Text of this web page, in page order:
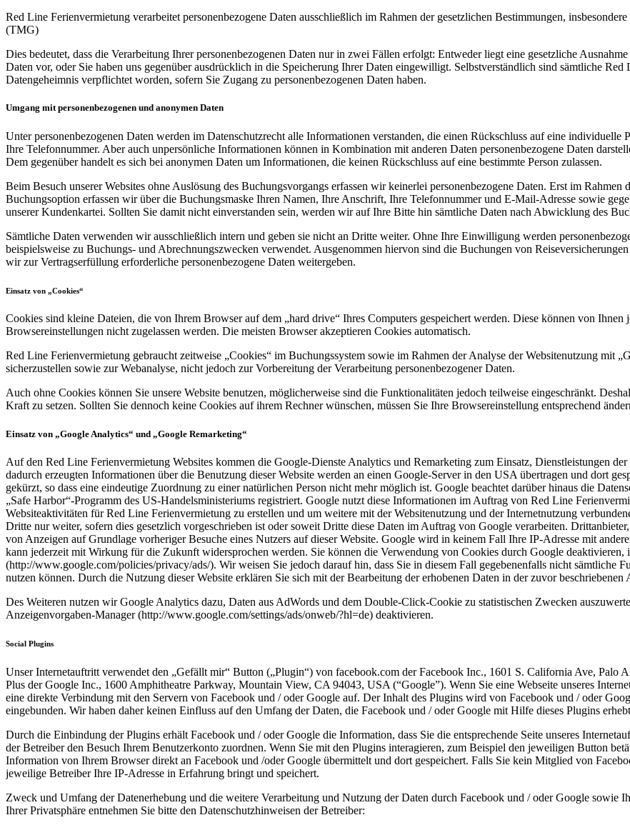
Red Line Ferienvermietung verarbeitet personenbezogene Daten ausschließlich im Rahmen der gesetzlichen Bestimmungen,
(TMG)
Dies bedeutet, dass die Verarbeitung Ihrer personenbezogenen Daten nur in zwei Fällen erfolgt: Entweder liegt eine gesetzliche
Daten vor, oder Sie haben uns gegenüber ausdrücklich in die Speicherung Ihrer Daten eingewilligt. Selbstverständlich sind sämtliche
Datengeheimnis verpflichtet worden, sofern Sie Zugang zu personenbezogenen Daten haben.
Umgang mit personenbezogenen und anonymen Daten
Unter personenbezogenen Daten werden im Datenschutzrecht alle Informationen verstanden, die einen Rückschluss auf eine
Ihre Telefonnummer. Aber auch unpersönliche Informationen können in Kombination mit anderen Daten personenbezogene Daten
Dem gegenüber handelt es sich bei anonymen Daten um Informationen, die keinen Rückschluss auf eine bestimmte Person zulassen.
Beim Besuch unserer Websites ohne Auslösung des Buchungsvorgangs erfassen wir keinerlei personenbezogene Daten. Erst im Rahmen
Buchungsoption erfassen wir über die Buchungsmaske Ihren Namen, Ihre Anschrift, Ihre Telefonnummer und E-Mail-Adresse sowie
unserer Kundenkartei. Sollten Sie damit nicht einverstanden sein, werden wir auf Ihre Bitte hin sämtliche Daten nach Abwicklung des
Sämtliche Daten verwenden wir ausschließlich intern und geben sie nicht an Dritte weiter. Ohne Ihre Einwilligung werden
beispielsweise zu Buchungs- und Abrechnungszwecken verwendet. Ausgenommen hiervon sind die Buchungen von
wir zur Vertragserfüllung erforderliche personenbezogene Daten weitergeben.
Einsatz von „Cookies“
Cookies sind kleine Dateien, die von Ihrem Browser auf dem „hard drive“ Ihres Computers gespeichert werden. Diese können von
Browsereinstellungen nicht zugelassen werden. Die meisten Browser akzeptieren Cookies automatisch.
Red Line Ferienvermietung gebraucht zeitweise „Cookies“ im Buchungssystem sowie im Rahmen der Analyse der Websitenutzung mit
sicherzustellen sowie zur Webanalyse, nicht jedoch zur Vorbereitung der Verarbeitung personenbezogener Daten.
Auch ohne Cookies können Sie unsere Website benutzen, möglicherweise sind die Funktionalitäten jedoch teilweise eingeschränkt.
Kraft zu setzen. Sollten Sie dennoch keine Cookies auf ihrem Rechner wünschen, müssen Sie Ihre Browsereinstellung entsprechend
Einsatz von „Google Analytics“ und „Google Remarketing“
Auf den Red Line Ferienvermietung Websites kommen die Google-Dienste Analytics und Remarketing zum Einsatz, Dienstleistungen
dadurch erzeugten Informationen über die Benutzung dieser Website werden an einen Google-Server in den USA übertragen und dort
gekürzt, so dass eine eindeutige Zuordnung zu einer natürlichen Person nicht mehr möglich ist. Google beachtet darüber hinaus die
„Safe Harbor“-Programm des US-Handelsministeriums registriert. Google nutzt diese Informationen im Auftrag von Red Line
Websiteaktivitäten für Red Line Ferienvermietung zu erstellen und um weitere mit der Websitenutzung und der Internetnutzung
Dritte nur weiter, sofern dies gesetzlich vorgeschrieben ist oder soweit Dritte diese Daten im Auftrag von Google verarbeiten.
von Anzeigen auf Grundlage vorheriger Besuche eines Nutzers auf dieser Website. Google wird in keinem Fall Ihre IP-Adresse mit
kann jederzeit mit Wirkung für die Zukunft widersprochen werden. Sie können die Verwendung von Cookies durch Google
(http://www.google.com/policies/privacy/ads/). Wir weisen Sie jedoch darauf hin, dass Sie in diesem Fall gegebenenfalls nicht sämtliche
nutzen können. Durch die Nutzung dieser Website erklären Sie sich mit der Bearbeitung der erhobenen Daten in der zuvor
Des Weiteren nutzen wir Google Analytics dazu, Daten aus AdWords und dem Double-Click-Cookie zu statistischen Zwecken
Anzeigenvorgaben-Manager (http://www.google.com/settings/ads/onweb/?hl=de) deaktivieren.
Social Plugins
Unser Internetauftritt verwendet den „Gefällt mir“ Button („Plugin“) von facebook.com der Facebook Inc., 1601 S. California Ave,
Plus der Google Inc., 1600 Amphitheatre Parkway, Mountain View, CA 94043, USA (“Google”). Wenn Sie eine Webseite unseres
eine direkte Verbindung mit den Servern von Facebook und / oder Google auf. Der Inhalt des Plugins wird von Facebook und / oder
eingebunden. Wir haben daher keinen Einfluss auf den Umfang der Daten, die Facebook und / oder Google mit Hilfe dieses Plugins
Durch die Einbindung der Plugins erhält Facebook und / oder Google die Information, dass Sie die entsprechende Seite unseres
der Betreiber den Besuch Ihrem Benutzerkonto zuordnen. Wenn Sie mit den Plugins interagieren, zum Beispiel den jeweiligen Button
Information von Ihrem Browser direkt an Facebook und /oder Google übermittelt und dort gespeichert. Falls Sie kein Mitglied von
jeweilige Betreiber Ihre IP-Adresse in Erfahrung bringt und speichert.
Zweck und Umfang der Datenerhebung und die weitere Verarbeitung und Nutzung der Daten durch Facebook und / oder Google sowie
Ihrer Privatsphäre entnehmen Sie bitte den Datenschutzhinweisen der Betreiber: